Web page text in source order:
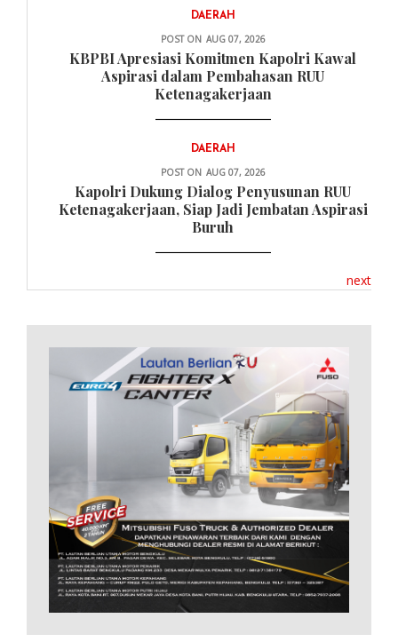
DAERAH
POST ON AUG 07, 2026
KBPBI Apresiasi Komitmen Kapolri Kawal
Aspirasi dalam Pembahasan RUU
Ketenagakerjaan
DAERAH
POST ON AUG 07, 2026
Kapolri Dukung Dialog Penyusunan RUU
Ketenagakerjaan, Siap Jadi Jembatan Aspirasi
Buruh
next